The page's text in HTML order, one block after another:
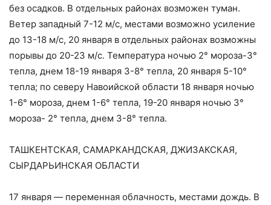
без осадков. В отдельных районах возможен туман.
Ветер западный 7-12 м/с, местами возможно усиление
до 13-18 м/с, 20 января в отдельных районах возможны
порывы до 20-23 м/с. Температура ночью 2° мороза-3°
тепла, днем 18-19 января 3-8° тепла, 20 января 5-10°
тепла; по северу Навоийской области 18 января ночью
1-6° мороза, днем 1-6° тепла, 19-20 января ночью 3°
мороза- 2° тепла, днем 3-8° тепла.
ТАШКЕНТСКАЯ, САМАРКАНДСКАЯ, ДЖИЗАКСКАЯ,
СЫРДАРЬИНСКАЯ ОБЛАСТИ
17 января — переменная облачность, местами дождь. В